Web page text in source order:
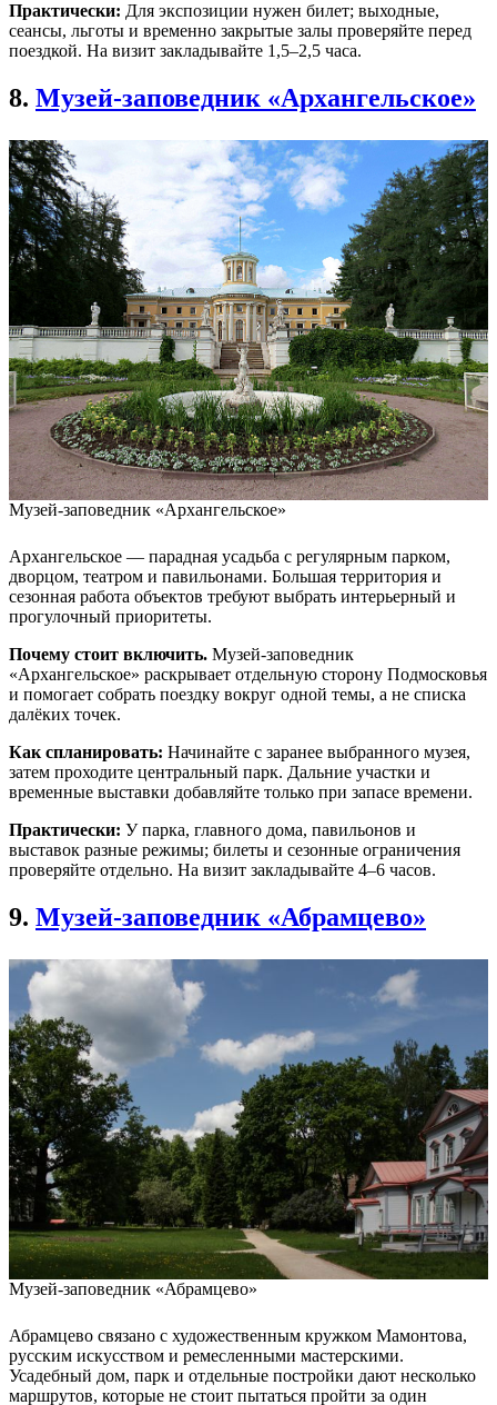
Практически: Для экспозиции нужен билет; выходные,
сеансы, льготы и временно закрытые залы проверяйте перед
поездкой. На визит закладывайте 1,5–2,5 часа.
8. Музей-заповедник «Архангельское»
Музей-заповедник «Архангельское»
Архангельское — парадная усадьба с регулярным парком,
дворцом, театром и павильонами. Большая территория и
сезонная работа объектов требуют выбрать интерьерный и
прогулочный приоритеты.
Почему стоит включить. Музей-заповедник
«Архангельское» раскрывает отдельную сторону Подмосковья
и помогает собрать поездку вокруг одной темы, а не списка
далёких точек.
Как спланировать: Начинайте с заранее выбранного музея,
затем проходите центральный парк. Дальние участки и
временные выставки добавляйте только при запасе времени.
Практически: У парка, главного дома, павильонов и
выставок разные режимы; билеты и сезонные ограничения
проверяйте отдельно. На визит закладывайте 4–6 часов.
9. Музей-заповедник «Абрамцево»
Музей-заповедник «Абрамцево»
Абрамцево связано с художественным кружком Мамонтова,
русским искусством и ремесленными мастерскими.
Усадебный дом, парк и отдельные постройки дают несколько
маршрутов, которые не стоит пытаться пройти за один